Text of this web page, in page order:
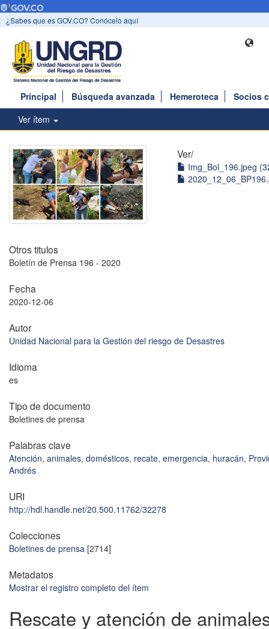
¿Sabes que es GOV.CO? Conócelo aquí
Principal Búsqueda avanzada Hemeroteca
Socios
Ver ítem
Ver/
Img_Bol_196.jpeg
Otros titulos
Boletín de Prensa 196 - 2020
Fecha
2020-12-06
Autor
Unidad Nacional para la Gestión del riesgo de Desastres
Idioma
es
Tipo de documento
Boletines de prensa
Palabras clave
Atención, animales, domésticos, recate, emergencia, huracán,
Andrés
URI
http://hdl.handle.net/20.500.11762/32278
Colecciones
Boletines de prensa [2714]
Metadatos
Mostrar el registro completo del ítem
Rescate y atención de